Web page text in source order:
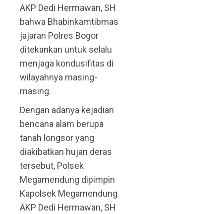
AKP Dedi Hermawan, SH
bahwa Bhabinkamtibmas
jajaran Polres Bogor
ditekankan untuk selalu
menjaga kondusifitas di
wilayahnya masing-
masing.
Dengan adanya kejadian
bencana alam berupa
tanah longsor yang
diakibatkan hujan deras
tersebut, Polsek
Megamendung dipimpin
Kapolsek Megamendung
AKP Dedi Hermawan, SH